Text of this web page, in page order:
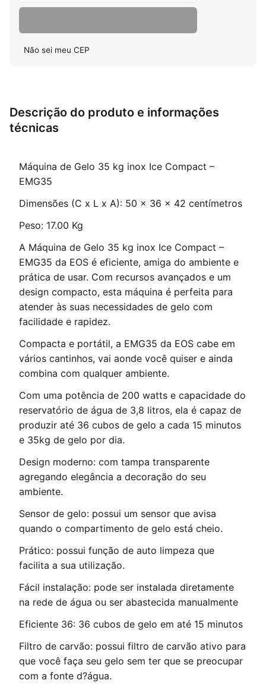
Não sei meu CEP
Descrição do produto e informações
técnicas
Máquina de Gelo 35 kg inox Ice Compact –
EMG35
Dimensões (C x L x A): 50 x 36 x 42 centímetros
Peso: 17.00 Kg
A Máquina de Gelo 35 kg inox Ice Compact –
EMG35 da EOS é eficiente, amiga do ambiente e
prática de usar. Com recursos avançados e um
design compacto, esta máquina é perfeita para
atender às suas necessidades de gelo com
facilidade e rapidez.
Compacta e portátil, a EMG35 da EOS cabe em
vários cantinhos, vai aonde você quiser e ainda
combina com qualquer ambiente.
Com uma potência de 200 watts e capacidade do
reservatório de água de 3,8 litros, ela é capaz de
produzir até 36 cubos de gelo a cada 15 minutos
e 35kg de gelo por dia.
Design moderno: com tampa transparente
agregando elegância a decoração do seu
ambiente.
Sensor de gelo: possui um sensor que avisa
quando o compartimento de gelo está cheio.
Prático: possui função de auto limpeza que
facilita a sua utilização.
Fácil instalação: pode ser instalada diretamente
na rede de água ou ser abastecida manualmente
Eficiente 36: 36 cubos de gelo em até 15 minutos
Filtro de carvão: possui filtro de carvão ativo para
que você faça seu gelo sem ter que se preocupar
com a fonte d?água.